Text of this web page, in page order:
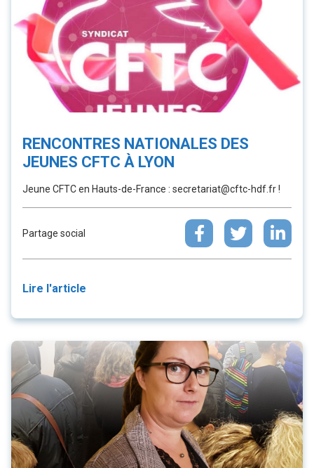
RENCONTRES NATIONALES DES
JEUNES CFTC À LYON
Jeune CFTC en Hauts-de-France : secretariat@cftc-hdf.fr !
Partage social
Lire l'article